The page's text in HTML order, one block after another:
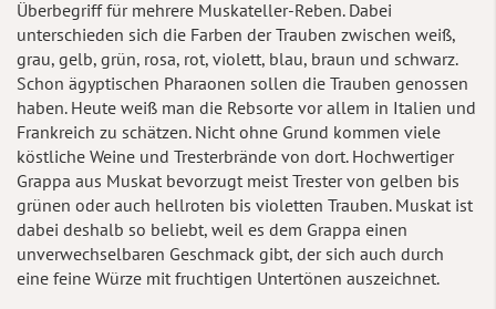
Überbegriff für mehrere Muskateller-Reben. Dabei
unterschieden sich die Farben der Trauben zwischen weiß,
grau, gelb, grün, rosa, rot, violett, blau, braun und schwarz.
Schon ägyptischen Pharaonen sollen die Trauben genossen
haben. Heute weiß man die Rebsorte vor allem in Italien und
Frankreich zu schätzen. Nicht ohne Grund kommen viele
köstliche Weine und Tresterbrände von dort. Hochwertiger
Grappa aus Muskat bevorzugt meist Trester von gelben bis
grünen oder auch hellroten bis violetten Trauben. Muskat ist
dabei deshalb so beliebt, weil es dem Grappa einen
unverwechselbaren Geschmack gibt, der sich auch durch
eine feine Würze mit fruchtigen Untertönen auszeichnet.